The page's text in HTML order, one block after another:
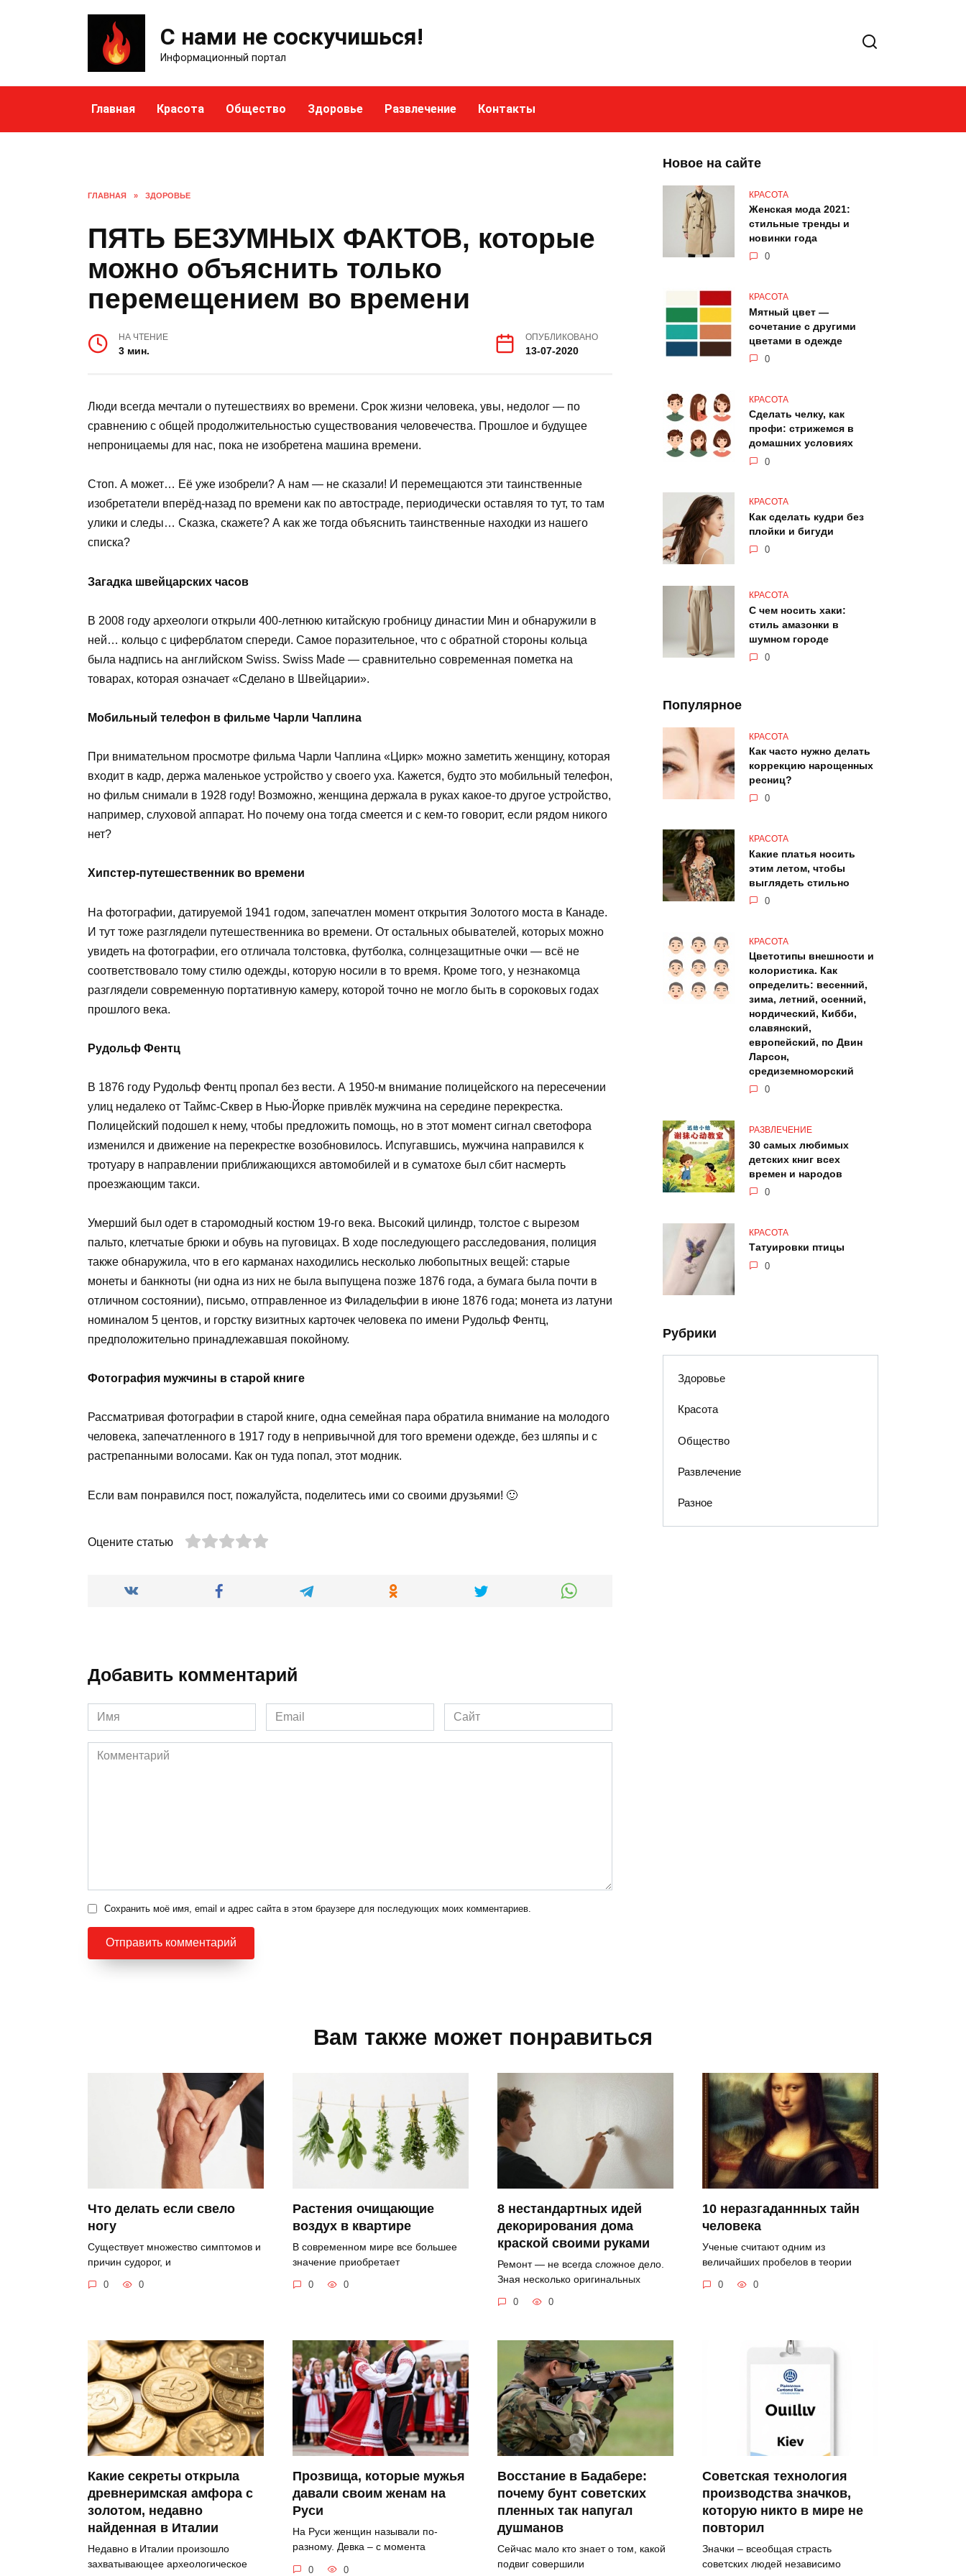
С нами не соскучишься!
Информационный портал
Главная Красота Общество Здоровье Развлечение Контакты
ГЛАВНАЯ » ЗДОРОВЬЕ
ПЯТЬ БЕЗУМНЫХ ФАКТОВ, которые
можно объяснить только
перемещением во времени
НА ЧТЕНИЕ
3 мин.
ОПУБЛИКОВАНО
13-07-2020
Люди всегда мечтали о путешествиях во времени. Срок жизни человека, увы, недолог — по
сравнению с общей продолжительностью существования человечества. Прошлое и будущее
непроницаемы для нас, пока не изобретена машина времени.
Стоп. А может… Её уже изобрели? А нам — не сказали! И перемещаются эти таинственные
изобретатели вперёд-назад по времени как по автостраде, периодически оставляя то тут, то там
улики и следы… Сказка, скажете? А как же тогда объяснить таинственные находки из нашего
списка?
Загадка швейцарских часов
В 2008 году археологи открыли 400-летнюю китайскую гробницу династии Мин и обнаружили в
ней… кольцо с циферблатом спереди. Самое поразительное, что с обратной стороны кольца
была надпись на английском Swiss. Swiss Made ― сравнительно современная пометка на
товарах, которая означает «Сделано в Швейцарии».
Мобильный телефон в фильме Чарли Чаплина
При внимательном просмотре фильма Чарли Чаплина «Цирк» можно заметить женщину, которая
входит в кадр, держа маленькое устройство у своего уха. Кажется, будто это мобильный телефон,
но фильм снимали в 1928 году! Возможно, женщина держала в руках какое-то другое устройство,
например, слуховой аппарат. Но почему она тогда смеется и с кем-то говорит, если рядом никого
нет?
Хипстер-путешественник во времени
На фотографии, датируемой 1941 годом, запечатлен момент открытия Золотого моста в Канаде.
И тут тоже разглядели путешественника во времени. От остальных обывателей, которых можно
увидеть на фотографии, его отличала толстовка, футболка, солнцезащитные очки — всё не
соответствовало тому стилю одежды, которую носили в то время. Кроме того, у незнакомца
разглядели современную портативную камеру, которой точно не могло быть в сороковых годах
прошлого века.
Рудольф Фентц
В 1876 году Рудольф Фентц пропал без вести. А 1950-м внимание полицейского на пересечении
улиц недалеко от Таймс-Сквер в Нью-Йорке привлёк мужчина на середине перекрестка.
Полицейский подошел к нему, чтобы предложить помощь, но в этот момент сигнал светофора
изменился и движение на перекрестке возобновилось. Испугавшись, мужчина направился к
тротуару в направлении приближающихся автомобилей и в суматохе был сбит насмерть
проезжающим такси.
Умерший был одет в старомодный костюм 19-го века. Высокий цилиндр, толстое с вырезом
пальто, клетчатые брюки и обувь на пуговицах. В ходе последующего расследования, полиция
также обнаружила, что в его карманах находились несколько любопытных вещей: старые
монеты и банкноты (ни одна из них не была выпущена позже 1876 года, а бумага была почти в
отличном состоянии), письмо, отправленное из Филадельфии в июне 1876 года; монета из латуни
номиналом 5 центов, и горстку визитных карточек человека по имени Рудольф Фентц,
предположительно принадлежавшая покойному.
Фотография мужчины в старой книге
Рассматривая фотографии в старой книге, одна семейная пара обратила внимание на молодого
человека, запечатленного в 1917 году в непривычной для того времени одежде, без шляпы и с
растрепанными волосами. Как он туда попал, этот модник.
Если вам понравился пост, пожалуйста, поделитесь ими со своими друзьями! 🙂
Оцените статью
Добавить комментарий
Имя
*
Email
*
Сайт
Комментарий
Сохранить моё имя, email и адрес сайта в этом браузере для последующих моих комментариев.
Новое на сайте
КРАСОТА
Женская мода 2021:
стильные тренды и
новинки года
0
КРАСОТА
Мятный цвет —
сочетание с другими
цветами в одежде
0
КРАСОТА
Сделать челку, как
профи: стрижемся в
домашних условиях
0
КРАСОТА
Как сделать кудри без
плойки и бигуди
0
КРАСОТА
С чем носить хаки:
стиль амазонки в
шумном городе
0
Популярное
КРАСОТА
Как часто нужно делать
коррекцию нарощенных
ресниц?
0
КРАСОТА
Какие платья носить
этим летом, чтобы
выглядеть стильно
0
КРАСОТА
Цветотипы внешности и
колористика. Как
определить: весенний,
зима, летний, осенний,
нордический, Кибби,
славянский,
европейский, по Двин
Ларсон,
средиземноморский
0
РАЗВЛЕЧЕНИЕ
30 самых любимых
детских книг всех
времен и народов
0
КРАСОТА
Татуировки птицы
0
Рубрики
Здоровье
Красота
Общество
Развлечение
Разное
Вам также может понравиться
Что делать если свело
ногу
Существует множество симптомов и
причин судорог, и
0 0
Растения очищающие
воздух в квартире
В современном мире все большее
значение приобретает
0 0
8 нестандартных идей
декорирования дома
краской своими руками
Ремонт — не всегда сложное дело.
Зная несколько оригинальных
0 0
10 неразгаданнных тайн
человека
Ученые считают одним из
величайших пробелов в теории
0 0
Какие секреты открыла
древнеримская амфора с
золотом, недавно
найденная в Италии
Недавно в Италии произошло
захватывающее археологическое
Прозвища, которые мужья
давали своим женам на
Руси
На Руси женщин называли по-
разному. Девка – с момента
0 0
Восстание в Бадабере:
почему бунт советских
пленных так напугал
душманов
Сейчас мало кто знает о том, какой
подвиг совершили
Советская технология
производства значков,
которую никто в мире не
повторил
Значки – всеобщая страсть
советских людей независимо